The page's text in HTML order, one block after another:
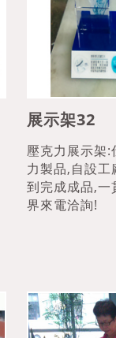
展示架32
壓克力展示架
力製品,自設
到完成成品,
界來電洽詢!